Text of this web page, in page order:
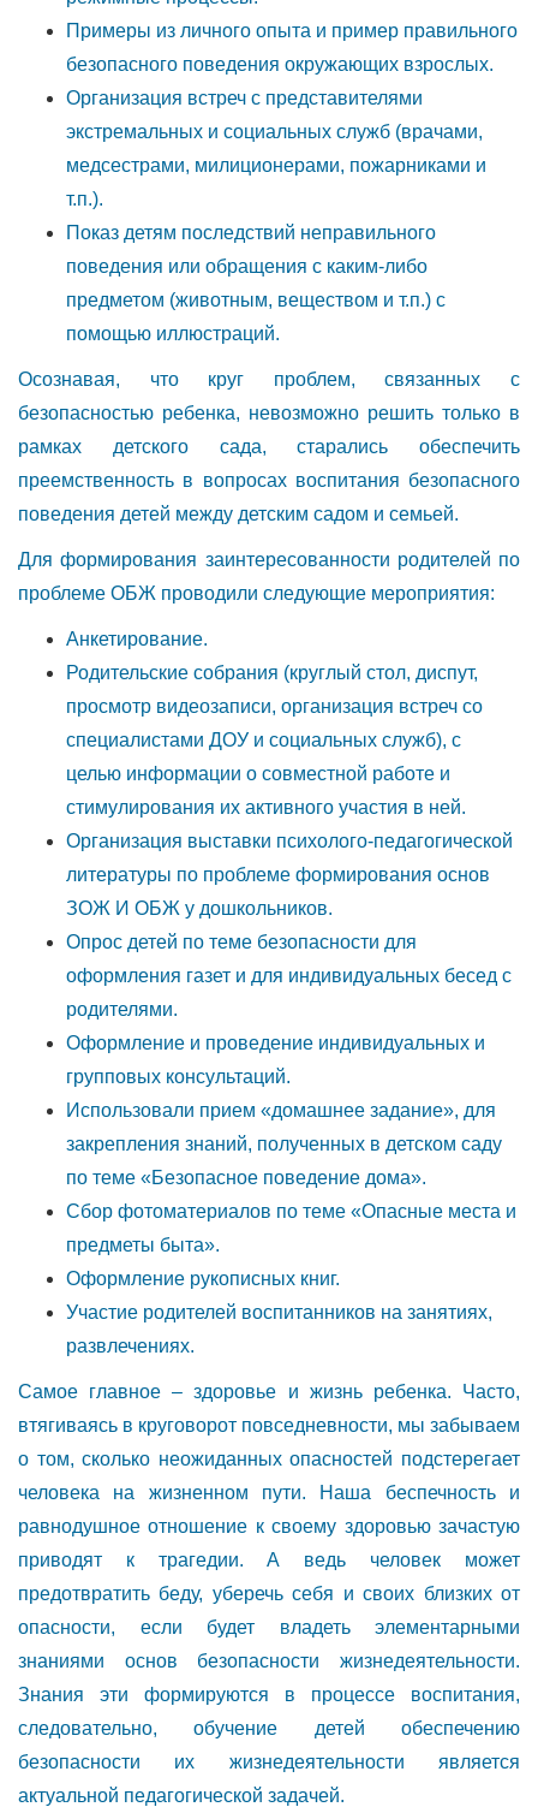
Примеры из личного опыта и пример правильного
безопасного поведения окружающих взрослых.
Организация встреч с представителями
экстремальных и социальных служб (врачами,
медсестрами, милиционерами, пожарниками и
т.п.).
Показ детям последствий неправильного
поведения или обращения с каким-либо
предметом (животным, веществом и т.п.) с
помощью иллюстраций.
Осознавая, что круг проблем, связанных с
безопасностью ребенка, невозможно решить только в
рамках детского сада, старались обеспечить
преемственность в вопросах воспитания безопасного
поведения детей между детским садом и семьей.
Для формирования заинтересованности родителей по
проблеме ОБЖ проводили следующие мероприятия:
Анкетирование.
Родительские собрания (круглый стол, диспут,
просмотр видеозаписи, организация встреч со
специалистами ДОУ и социальных служб), с
целью информации о совместной работе и
стимулирования их активного участия в ней.
Организация выставки психолого-педагогической
литературы по проблеме формирования основ
ЗОЖ И ОБЖ у дошкольников.
Опрос детей по теме безопасности для
оформления газет и для индивидуальных бесед с
родителями.
Оформление и проведение индивидуальных и
групповых консультаций.
Использовали прием «домашнее задание», для
закрепления знаний, полученных в детском саду
по теме «Безопасное поведение дома».
Сбор фотоматериалов по теме «Опасные места и
предметы быта».
Оформление рукописных книг.
Участие родителей воспитанников на занятиях,
развлечениях.
Самое главное – здоровье и жизнь ребенка. Часто,
втягиваясь в круговорот повседневности, мы забываем
о том, сколько неожиданных опасностей подстерегает
человека на жизненном пути. Наша беспечность и
равнодушное отношение к своему здоровью зачастую
приводят к трагедии. А ведь человек может
предотвратить беду, уберечь себя и своих близких от
опасности, если будет владеть элементарными
знаниями основ безопасности жизнедеятельности.
Знания эти формируются в процессе воспитания,
следовательно, обучение детей обеспечению
безопасности их жизнедеятельности является
актуальной педагогической задачей.